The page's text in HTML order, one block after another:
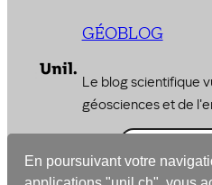
En poursuivant votre
GÉOBLOG
Le blog scientifique
géosciences et de
R
e
© 2026 –Faculté des